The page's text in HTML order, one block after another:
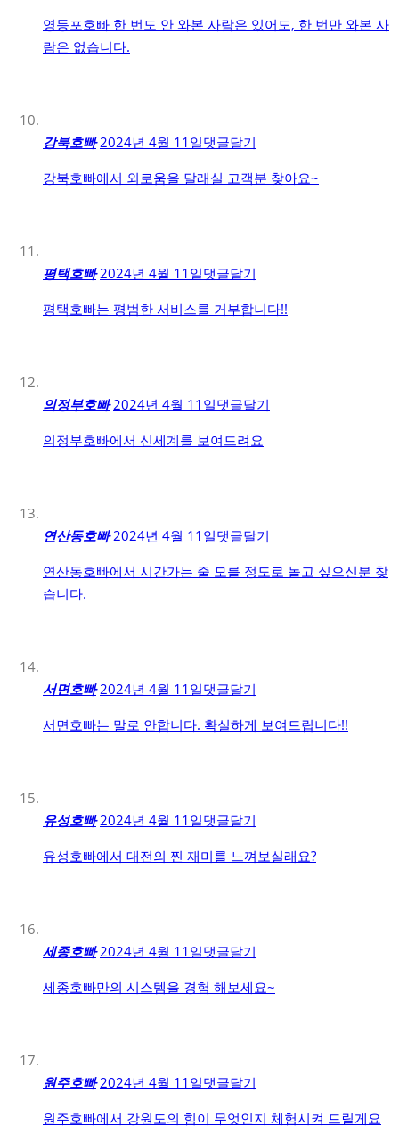
영등포호빠 한 번도 안 와본 사람은 있어도, 한 번만 와본 사
람은 없습니다.
강북호빠 2024년 4월 11일댓글달기
강북호빠에서 외로움을 달래실 고객분 찾아요~
평택호빠 2024년 4월 11일댓글달기
평택호빠는 평범한 서비스를 거부합니다!!
의정부호빠 2024년 4월 11일댓글달기
의정부호빠에서 신세계를 보여드려요
연산동호빠 2024년 4월 11일댓글달기
연산동호빠에서 시간가는 줄 모를 정도로 놀고 싶으신분 찾
습니다.
서면호빠 2024년 4월 11일댓글달기
서면호빠는 말로 안합니다. 확실하게 보여드립니다!!
유성호빠 2024년 4월 11일댓글달기
유성호빠에서 대전의 찐 재미를 느껴보실래요?
세종호빠 2024년 4월 11일댓글달기
세종호빠만의 시스템을 경험 해보세요~
원주호빠 2024년 4월 11일댓글달기
원주호빠에서 강원도의 힘이 무엇인지 체험시켜 드릴게요